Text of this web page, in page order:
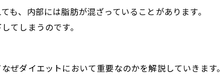
も、内部には脂肪が混ざっていることがあります。
てしまうのです。
ぜダイエットにおいて重要なのかを解説していきます。